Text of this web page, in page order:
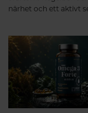
närhet och ett aktivt
relationer. Samtidigt
mycket du själv kan
skapa goda
naturlig sexlust.